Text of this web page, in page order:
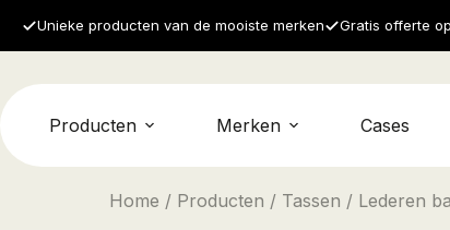
Unieke producten van de mooiste merken Gratis offerte
Producten Merken Cases
Home / Producten / Tassen / Lederen